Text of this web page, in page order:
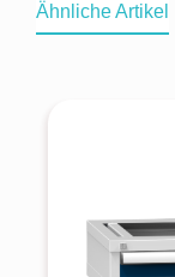
Ähnliche Artikel